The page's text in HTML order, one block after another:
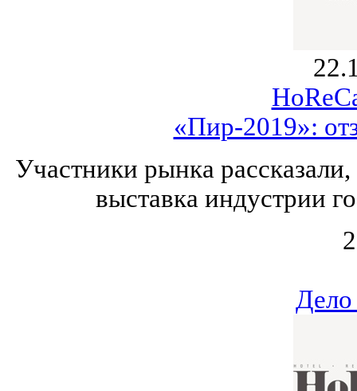
«Пир-2019»:
Участники рынка
выставка индустрии
Дело